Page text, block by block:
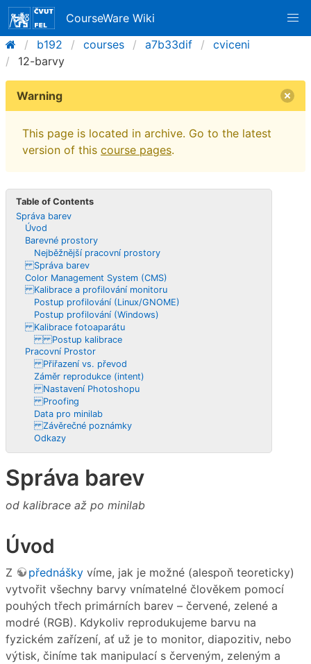
CourseWare Wiki
b192
courses a7b33dif
cviceni
12-barvy
Warning
This page is located in archive. Go to the latest
version of this course pages.
Table of Contents
Správa barev
Úvod
Barevné prostory
Nejběžnější pracovní prostory
Správa barev
Color Management System (CMS)
Kalibrace a profilování monitoru
Postup profilování (Linux/GNOME)
Postup profilování (Windows)
Kalibrace fotoaparátu
Postup kalibrace
Pracovní Prostor
Přiřazení vs. převod
Záměr reprodukce (intent)
Nastavení Photoshopu
Proofing
Data pro minilab
Závěrečné poznámky
Odkazy
Správa barev
od kalibrace až po minilab
Úvod
Z přednášky víme, jak je možné (alespoň teoreticky)
vytvořit všechny barvy vnímatelné člověkem pomocí
pouhých třech primárních barev – červené, zelené a
modré (RGB). Kdykoliv reprodukujeme barvu na
fyzickém zařízení, ať už je to monitor, diapozitiv, nebo
výtisk, činíme tak manipulací s červeným, zeleným a